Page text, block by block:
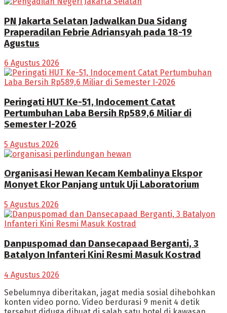
PN Jakarta Selatan Jadwalkan Dua Sidang
Praperadilan Febrie Adriansyah pada 18-19
Agustus
6 Agustus 2026
Peringati HUT Ke-51, Indocement Catat
Pertumbuhan Laba Bersih Rp589,6 Miliar di
Semester I-2026
5 Agustus 2026
Organisasi Hewan Kecam Kembalinya Ekspor
Monyet Ekor Panjang untuk Uji Laboratorium
5 Agustus 2026
Danpuspomad dan Dansecapaad Berganti, 3
Batalyon Infanteri Kini Resmi Masuk Kostrad
4 Agustus 2026
Sebelumnya diberitakan, jagat media sosial dihebohkan
konten video porno. Video berdurasi 9 menit 4 detik